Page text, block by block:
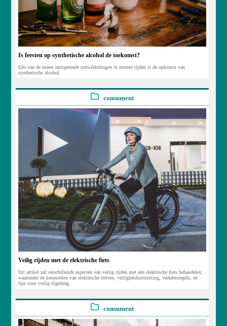
Is feesten op synthetische alcohol de toekomst?
Eén van de meest intrigerende ontwikkelingen in recente tijden is de opkomst van
synthetische alcohol.
consument
Veilig rijden met de elektrische fiets
Dit artikel zal verschillende aspecten van veilig rijden met een elektrische fiets behandelen,
waaronder de kenmerken van elektrische fietsen, veiligheidsuitrusting, verkeersregels, en
tips voor veilig rijgedrag.
consument